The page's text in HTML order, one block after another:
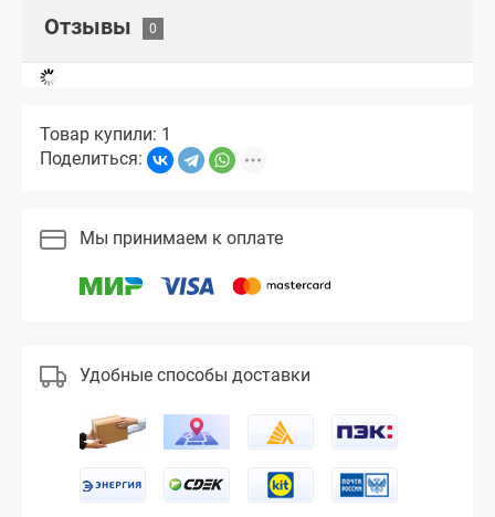
Отзывы
Товар купили: 1
Поделиться:
Мы принимаем к оплате
Удобные способы доставки